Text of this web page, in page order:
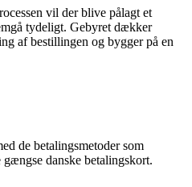
vil der blive pålagt et
tydeligt. Gebyret dækker
af bestillingen og bygger på en
de betalingsmetoder som
danske betalingskort.